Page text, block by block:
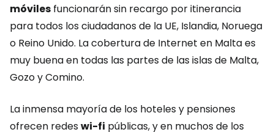
móviles funcionarán sin recargo por itinerancia
para todos los ciudadanos de la UE, Islandia, Noruega
o Reino Unido. La cobertura de Internet en Malta es
muy buena en todas las partes de las islas de Malta,
Gozo y Comino.
La inmensa mayoría de los hoteles y pensiones
ofrecen redeswi-fi públicas, y en muchos de los